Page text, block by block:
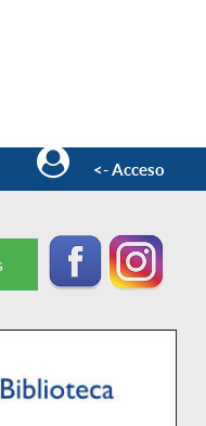
<- Acceso